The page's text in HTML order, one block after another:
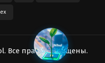
Все права защищены.